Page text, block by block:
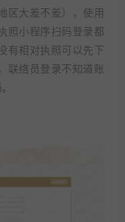
区大差不差），使用
照小程序扫码登录都
有相对执照可以先下
联络员登录不知道账